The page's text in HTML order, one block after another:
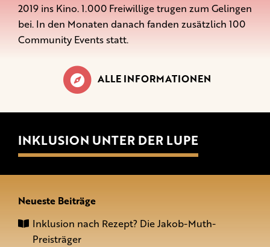
2019 ins Kino. 1.000 Freiwillige trugen zum Gelingen
bei. In den Monaten danach fanden zusätzlich 100
Community Events statt.
ALLE INFORMATIONEN
INKLUSION UNTER DER LUPE
Neueste Beiträge
Inklusion nach Rezept? Die Jakob-Muth-
Preisträger